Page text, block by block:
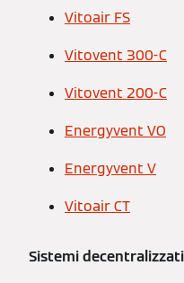
Vitoair FS
Vitovent 300-C
Vitovent 200-C
Energyvent VO
Energyvent V
Vitoair CT
Sistemi